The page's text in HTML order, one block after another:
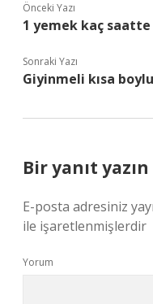
Önceki Yazı
1 yemek kaç
Sonraki Yazı
Giyinmeli kısa
Bir yanıt yazın
E-posta adresiniz
ile işaretlenmişlerdir
Yorum